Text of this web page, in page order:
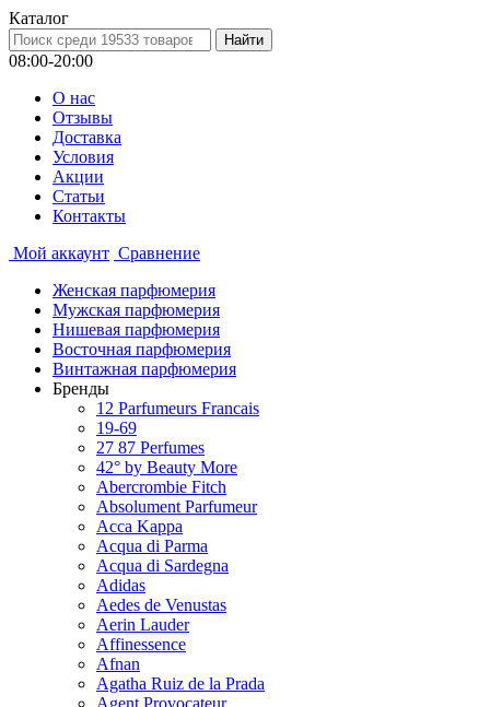
Каталог
08:00-20:00
О нас
Отзывы
Доставка
Условия
Aкции
Статьи
Контакты
Мой аккаунт Сравнение
Женская парфюмерия
Мужская парфюмерия
Нишевая парфюмерия
Восточная парфюмерия
Винтажная парфюмерия
Бренды
12 Parfumeurs Francais
19-69
27 87 Perfumes
42° by Beauty More
Abercrombie Fitch
Absolument Parfumeur
Acca Kappa
Acqua di Parma
Acqua di Sardegna
Adidas
Aedes de Venustas
Aerin Lauder
Affinessence
Afnan
Agatha Ruiz de la Prada
Agent Provocateur